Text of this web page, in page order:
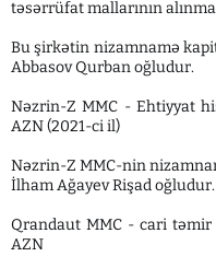
təsərrüfat mallarının
Bu şirkətin nizamnamə
Abbasov Qurban oğludur.
Nəzrin-Z MMC - Ehtiyyat
AZN (2021-ci il)
Nəzrin-Z MMC-nin
İlham Ağayev Rişad oğludur.
Qrandaut MMC - cari
AZN